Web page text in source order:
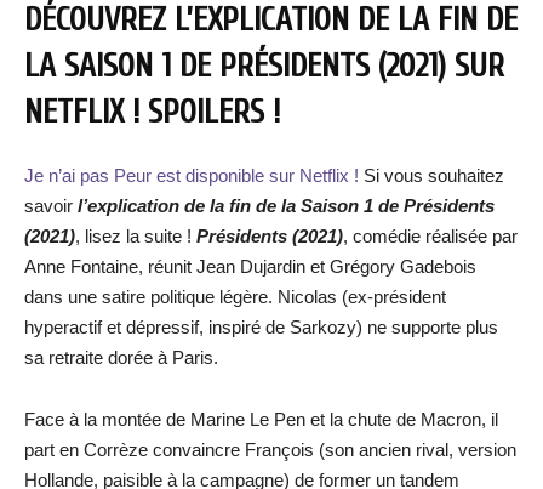
DÉCOUVREZ L’EXPLICATION DE LA FIN DE
LA SAISON 1 DE PRÉSIDENTS (2021) SUR
NETFLIX ! SPOILERS !
Je n’ai pas Peur est disponible sur Netflix ! Si vous souhaitez
savoir l’explication de la fin de la Saison 1 de Présidents
(2021), lisez la suite ! Présidents (2021), comédie réalisée par
Anne Fontaine, réunit Jean Dujardin et Grégory Gadebois
dans une satire politique légère. Nicolas (ex-président
hyperactif et dépressif, inspiré de Sarkozy) ne supporte plus
sa retraite dorée à Paris.
Face à la montée de Marine Le Pen et la chute de Macron, il
part en Corrèze convaincre François (son ancien rival, version
Hollande, paisible à la campagne) de former un tandem